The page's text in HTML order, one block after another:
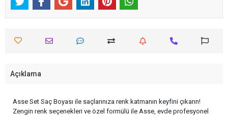
Açıklama
Asse Set Saç Boyası ile saçlarınıza renk katmanın keyfini çıkarın!
Zengin renk seçenekleri ve özel formülü ile Asse, evde profesyonel